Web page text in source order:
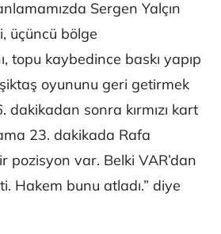
Sergen Yalçın
üçüncü bölge
topu kaybedince baskı yapıp
oyununu geri getirmek
dakikadan sonra kırmızı kart
23. dakikada Rafa
pozisyon var. Belki VAR’dan
Hakem bunu atladı.” diye